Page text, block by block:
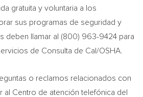
gratuita y voluntaria a los
sus programas de seguridad y
deben llamar al (800) 963-9424 para
de Consulta de Cal /OSHA.
o reclamos relacionados con
al Centro de atención telefónica del